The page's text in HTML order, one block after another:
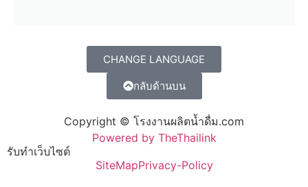
Copyright © โรงงานผลิตน้ำดื่ม.com
Powered by TheThailink
รับทำเว็บไซต์
SiteMapPrivacy-Policy
CHANGE LANGUAGE
กลับด้านบน